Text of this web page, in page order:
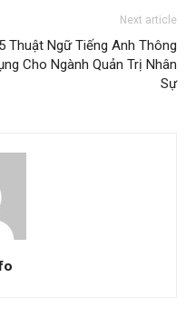
Next article
Thuật Ngữ Tiếng Anh Thông
Cho Ngành Quản Trị Nhân
Sự